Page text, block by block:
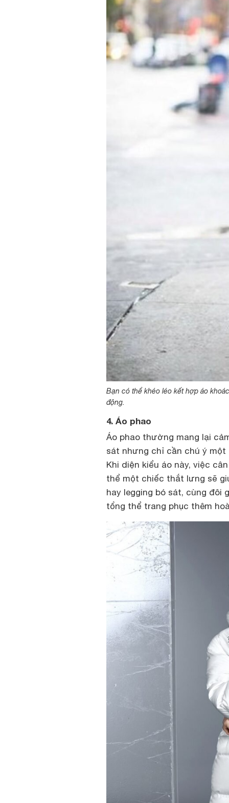
Bạn có thể khéo léo kết hợp áo
động.
4. Áo phao
Áo phao thường mang lại
sát nhưng chỉ cần chú ý
Khi diện kiểu áo này, việc
thể một chiếc thắt lưng sẽ
hay legging bó sát, cùng đôi
tổng thể trang phục thêm